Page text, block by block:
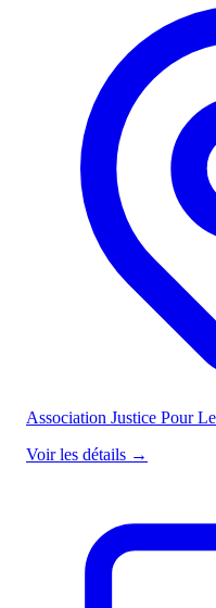
Association Justice Pour
Voir les détails →